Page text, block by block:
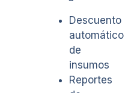
Descuento
automático
de
insumos
Reportes